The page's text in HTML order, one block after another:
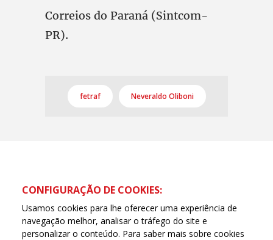
Correios do Paraná (Sintcom-
PR).
fetraf Neveraldo Oliboni
CONFIGURAÇÃO DE COOKIES:
Usamos cookies para lhe oferecer uma experiência de
navegação melhor, analisar o tráfego do site e
personalizar o conteúdo. Para saber mais sobre cookies